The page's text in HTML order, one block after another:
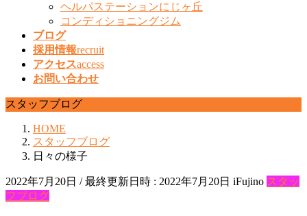
ヘルパステーションにじヶ丘
コンディショニングジム
ブログ
採用情報recruit
アクセスaccess
お問い合わせ
スタッフブログ
HOME
スタッフブログ
日々の様子
2022年7月20日 / 最終更新日時 : 2022年7月20日 iFujino スタッ
フブログ